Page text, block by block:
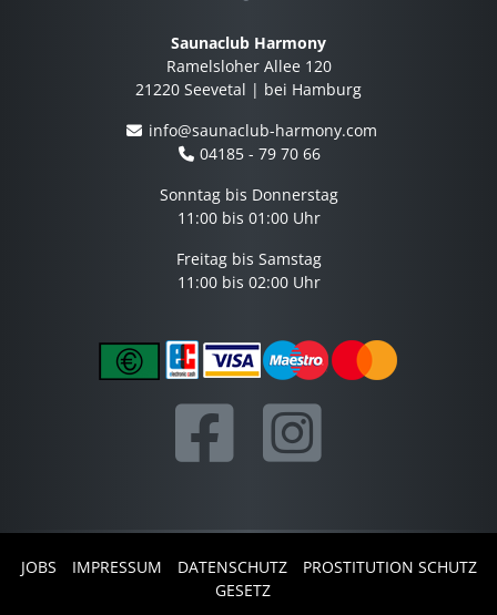
Saunaclub Harmony
Ramelsloher Allee 120
21220 Seevetal | bei Hamburg
info@saunaclub-harmony.com
04185 - 79 70 66
Sonntag bis Donnerstag
11:00 bis 01:00 Uhr
Freitag bis Samstag
11:00 bis 02:00 Uhr
JOBS IMPRESSUM DATENSCHUTZ
PROSTITUTION SCHUTZ
GESETZ